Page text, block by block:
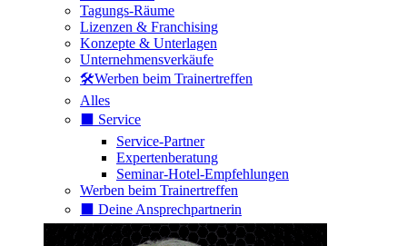
Tagungs-Räume
Lizenzen & Franchising
Konzepte & Unterlagen
Unternehmensverkäufe
🛠️Werben beim Trainertreffen
Alles
⬛️ Service
Service-Partner
Expertenberatung
Seminar-Hotel-Empfehlungen
Werben beim Trainertreffen
⬛️ Deine Ansprechpartnerin